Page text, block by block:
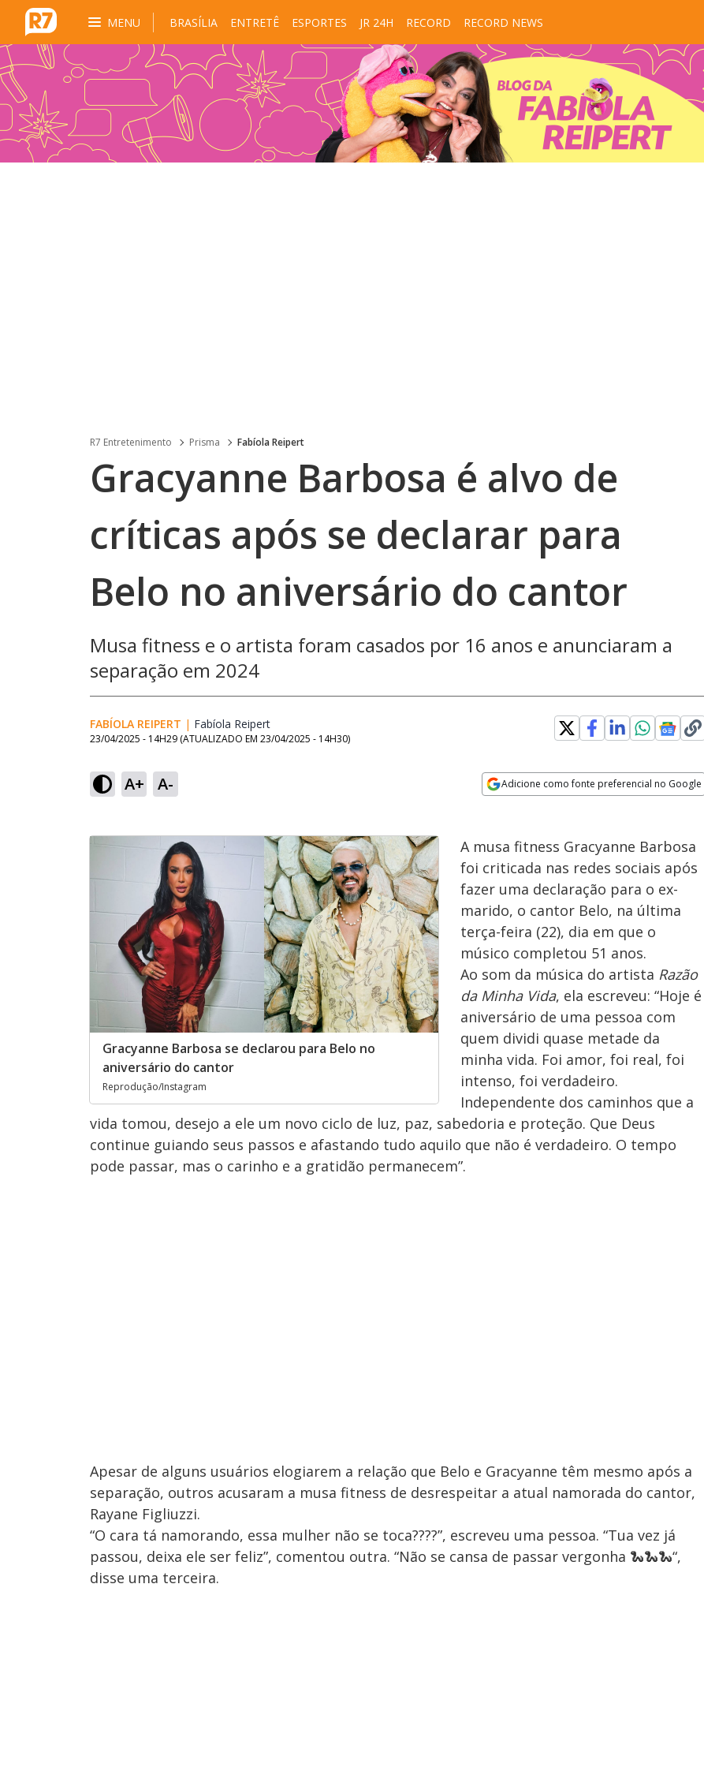
MENU BRASÍLIA ENTRETÊ ESPORTES JR 24H RECORD RECORD NEWS
R7 Entretenimento Prisma Fabíola Reipert
Gracyanne Barbosa é alvo de
críticas após se declarar para
Belo no aniversário do cantor
Musa fitness e o artista foram casados por 16 anos e anunciaram a
separação em 2024
FABÍOLA REIPERT | Fabíola Reipert
23/04/2025 - 14H29 (ATUALIZADO EM 23/04/2025 - 14H30)
A+ A- Adicione como fonte preferencial no Google
Gracyanne Barbosa se declarou para Belo no
aniversário do cantor
Reprodução/Instagram
A musa fitness Gracyanne Barbosa
foi criticada nas redes sociais após
fazer uma declaração para o ex-
marido, o cantor Belo, na última
terça-feira (22), dia em que o
músico completou 51 anos.
Ao som da música do artista Razão
da Minha Vida, ela escreveu: “Hoje é
aniversário de uma pessoa com
quem dividi quase metade da
minha vida. Foi amor, foi real, foi
intenso, foi verdadeiro.
Independente dos caminhos que a
vida tomou, desejo a ele um novo ciclo de luz, paz, sabedoria e proteção. Que Deus
continue guiando seus passos e afastando tudo aquilo que não é verdadeiro. O tempo
pode passar, mas o carinho e a gratidão permanecem”.
Apesar de alguns usuários elogiarem a relação que Belo e Gracyanne têm mesmo após a
separação, outros acusaram a musa fitness de desrespeitar a atual namorada do cantor,
Rayane Figliuzzi.
“O cara tá namorando, essa mulher não se toca????”, escreveu uma pessoa. “Tua vez já
passou, deixa ele ser feliz”, comentou outra. “Não se cansa de passar vergonha 🐍🐍🐍“,
disse uma terceira.